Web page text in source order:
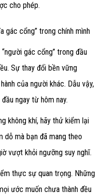
cho phép.
gác cổng” trong chính mình
gác cổng” trong đầu
Sự thay đổi bền vững
của người khác. Dẫu vậy,
ngay từ hôm nay.
không khí, hãy thử kiểm lại
dỗ mà bạn đã mang theo
vượt khỏi ngưỡng suy nghĩ.
thực sự quan trọng. Những
ước muốn chưa thành đều